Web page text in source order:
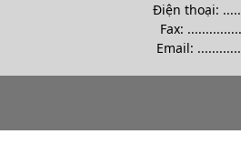
Điện thoại:
Fax:
Email: